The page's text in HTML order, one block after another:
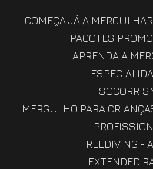
COMEÇA JÁ A
PACOTES
APRENDA A
MERGULHO PARA
FREEDIVING -
EXTENDED